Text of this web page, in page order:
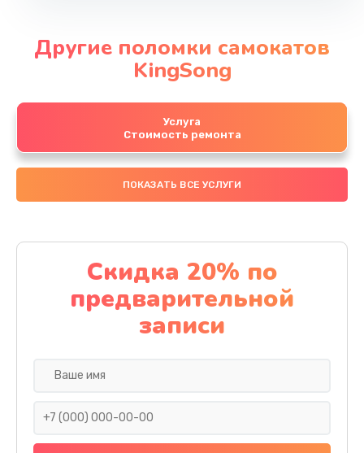
Другие поломки самокатов
KingSong
Услуга
Стоимость ремонта
ПОКАЗАТЬ ВСЕ УСЛУГИ
Скидка 20% по
предварительной
записи